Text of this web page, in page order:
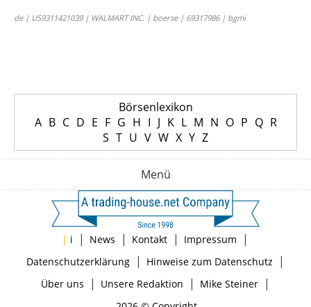
de | US9311421039 | WALMART INC. | boerse | 69317986 | bgmi
Börsenlexikon
A B C D E F G H I J K L M N O P Q R
S T U V W X Y Z
Menü
| i | News | Kontakt | Impressum |
Datenschutzerklärung| Hinweise zum Datenschutz |
Über uns | Unsere Redaktion | Mike Steiner|